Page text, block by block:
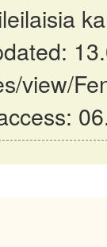
view/